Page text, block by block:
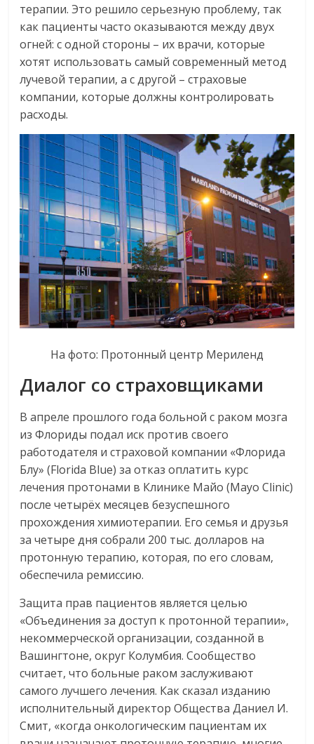
терапии. Это решило серьезную проблему, так
как пациенты часто оказываются между двух
огней: с одной стороны – их врачи, которые
хотят использовать самый современный метод
лучевой терапии, а с другой – страховые
компании, которые должны контролировать
расходы.
На фото: Протонный центр Мериленд
Диалог со страховщиками
В апреле прошлого года больной с раком мозга
из Флориды подал иск против своего
работодателя и страховой компании «Флорида
Блу» (Florida Blue) за отказ оплатить курс
лечения протонами в Клинике Майо (Mayo Clinic)
после четырёх месяцев безуспешного
прохождения химиотерапии. Его семья и друзья
за четыре дня собрали 200 тыс. долларов на
протонную терапию, которая, по его словам,
обеспечила ремиссию.
Защита прав пациентов является целью
«Объединения за доступ к протонной терапии»,
некоммерческой организации, созданной в
Вашингтоне, округ Колумбия. Сообщество
считает, что больные раком заслуживают
самого лучшего лечения. Как сказал изданию
исполнительный директор Общества Даниел И.
Смит, «когда онкологическим пациентам их